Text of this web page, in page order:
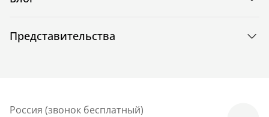
Представительства
Россия (звонок бесплатный)